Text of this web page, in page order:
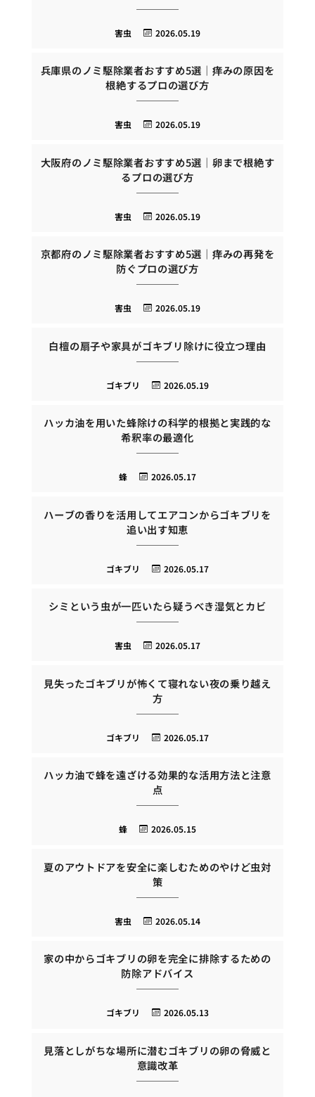
2026.05.19
害虫
兵庫県のノミ駆除業者おすすめ5選｜痒みの原因を
根絶するプロの選び方
2026.05.19
害虫
大阪府のノミ駆除業者おすすめ5選｜卵まで根絶す
るプロの選び方
2026.05.19
害虫
京都府のノミ駆除業者おすすめ5選｜痒みの再発を
防ぐプロの選び方
2026.05.19
害虫
白檀の扇子や家具がゴキブリ除けに役立つ理由
2026.05.19
ゴキブリ
ハッカ油を用いた蜂除けの科学的根拠と実践的な
希釈率の最適化
2026.05.17
蜂
ハーブの香りを活用してエアコンからゴキブリを
追い出す知恵
2026.05.17
ゴキブリ
シミという虫が一匹いたら疑うべき湿気とカビ
2026.05.17
害虫
見失ったゴキブリが怖くて寝れない夜の乗り越え
方
2026.05.17
ゴキブリ
ハッカ油で蜂を遠ざける効果的な活用方法と注意
点
2026.05.15
蜂
夏のアウトドアを安全に楽しむためのやけど虫対
策
2026.05.14
害虫
家の中からゴキブリの卵を完全に排除するための
防除アドバイス
2026.05.13
ゴキブリ
見落としがちな場所に潜むゴキブリの卵の脅威と
意識改革